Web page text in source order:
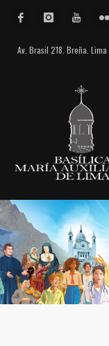
Av. Brasil 218. Breña.